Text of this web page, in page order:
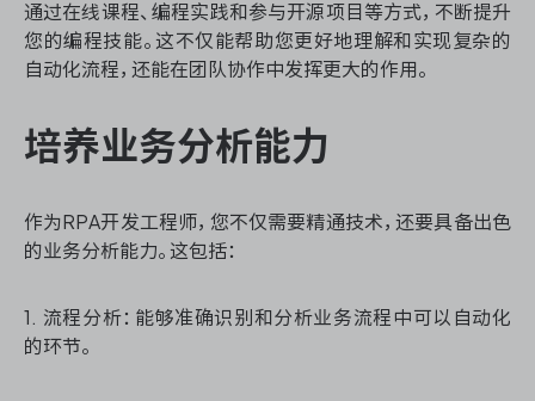
通过在线课程、编程实践和参与开源项目等方式，不断提升
您的编程技能。这不仅能帮助您更好地理解和实现复杂的
自动化流程，还能在团队协作中发挥更大的作用。
培养业务分析能力
作为RPA开发工程师，您不仅需要精通技术，还要具备出色
的业务分析能力。这包括：
1. 流程分析：能够准确识别和分析业务流程中可以自动化
的环节。